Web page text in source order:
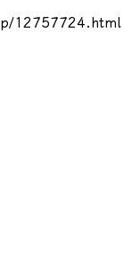
12757724.html